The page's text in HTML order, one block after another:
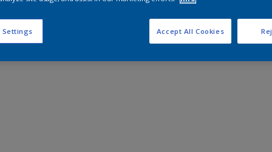
Settings Accept All Cookies